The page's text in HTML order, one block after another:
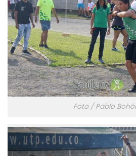
Foto / Pablo